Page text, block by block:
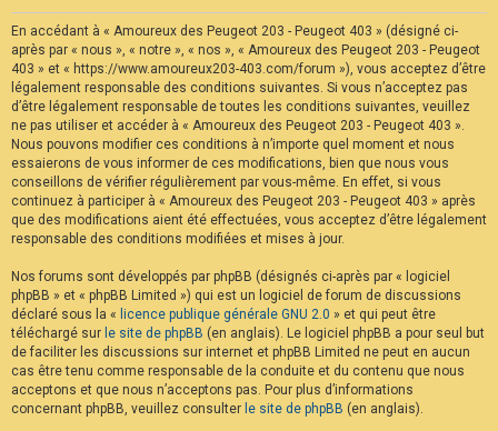
s
c
r
i
p
t
o
n
F
A
Q
En accédant à « Amoureux des Peugeot 203 - Peugeot 403 » (désigné ci-
après par « nous », « notre », « nos », « Amoureux des Peugeot 203 - Peugeot
403 » et « https://www.amoureux203-403.com/forum »), vous acceptez d’être
légalement responsable des conditions suivantes. Si vous n’acceptez pas
d’être légalement responsable de toutes les conditions suivantes, veuillez
ne pas utiliser et accéder à « Amoureux des Peugeot 203 - Peugeot 403 ».
Nous pouvons modifier ces conditions à n’importe quel moment et nous
essaierons de vous informer de ces modifications, bien que nous vous
conseillons de vérifier régulièrement par vous-même. En effet, si vous
continuez à participer à « Amoureux des Peugeot 203 - Peugeot 403 » après
que des modifications aient été effectuées, vous acceptez d’être légalement
responsable des conditions modifiées et mises à jour.
Nos forums sont développés par phpBB (désignés ci-après par « logiciel
phpBB » et « phpBB Limited ») qui est un logiciel de forum de discussions
déclaré sous la « licence publique générale GNU 2.0 » et qui peut être
téléchargé sur le site de phpBB (en anglais). Le logiciel phpBB a pour seul but
de faciliter les discussions sur internet et phpBB Limited ne peut en aucun
cas être tenu comme responsable de la conduite et du contenu que nous
acceptons et que nous n’acceptons pas. Pour plus d’informations
concernant phpBB, veuillez consulter le site de phpBB (en anglais).